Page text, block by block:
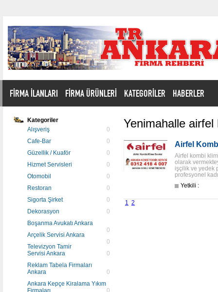
FİRMA İLANLARI FİRMA ÜRÜNLERİ KATEGORİLER HABERLER
Kategoriler
Alışveriş
0
Cafe-Bar
0
Güzellik / Kuaför
0
Hizmet Servisleri
0
Otomobil
0
Restoran
0
Sigorta Şirket
0
Dekorasyon
0
Boşanma Avukatı Ankara
0
Arçelik Servisi Ankara
0
Televizyon Tamir
Servisi Ankara
0
Reklam Tabela Firmaları
Ankara
0
Ankara Kepçe Kiralama Yıkım
Firmaları
0
Yenimahalle airfel
Airfel
Airfel kombi
olarak
işçilik ve yedek
profesyonel
Yetkili :
1 2